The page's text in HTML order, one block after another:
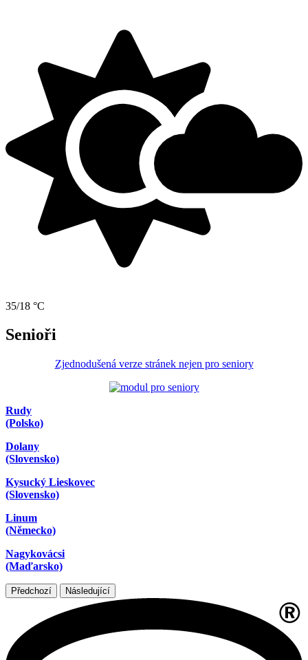
35/18 °C
Senioři
Zjednodušená verze stránek nejen pro seniory
Rudy
(Polsko)
Dolany
(Slovensko)
Kysucký Lieskovec
(Slovensko)
Linum
(Německo)
Nagykovácsi
(Maďarsko)
Předchozí Následující